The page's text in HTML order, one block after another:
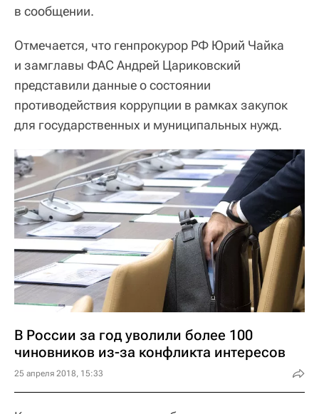
в сообщении.
Отмечается, что генпрокурор РФ Юрий Чайка
и замглавы ФАС Андрей Цариковский
представили данные о состоянии
противодействия коррупции в рамках закупок
для государственных и муниципальных нужд.
В России за год уволили более 100
чиновников из-за конфликта интересов
25 апреля 2018, 15:33